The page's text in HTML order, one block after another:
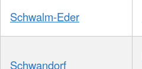
Schwalm-Eder
Schwandorf